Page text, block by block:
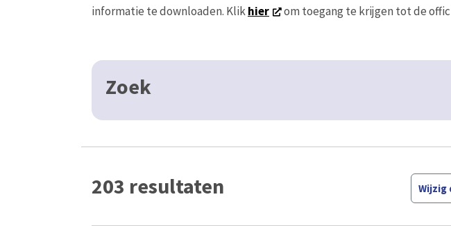
informatie te downloaden. Klikhier om toegang te krijgen tot de
Zoek
203 resultaten Wijzig